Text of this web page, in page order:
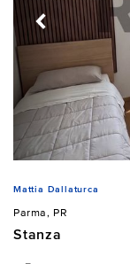
Mattia Dallaturca
Parma, PR
Stanza